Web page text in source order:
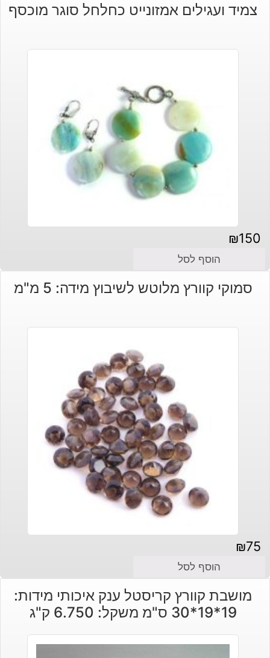
צמיד ועגילים אמזונייט כחלחל סוגר מוכסף
₪150
הוסף לסל
סמוקי קוורץ מלוטש לשיבוץ מידה: 5 מ"מ
₪75
הוסף לסל
מושבת קוורץ קריסטל ענק איכותי מידות:
19*19*30 ס"מ משקל: 6.750 ק"ג